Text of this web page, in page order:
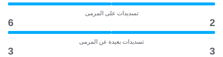
تسديدات على المرمى
2
6
تسديدات بعيدة عن المرمى
3
3